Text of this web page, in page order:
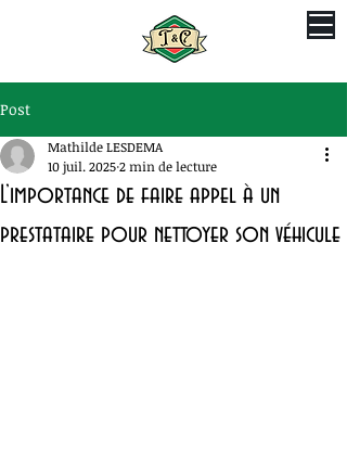
Post
L’importance de faire appel à un
prestataire pour nettoyer son véhicule
Mathilde LESDEMA
10 juil. 20252 min de lecture